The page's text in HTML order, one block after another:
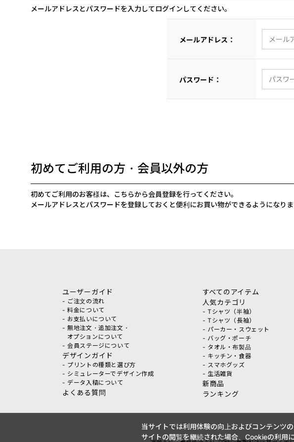
メールアドレスとパスワードを入力してログインしてください。
メールアドレス：
パスワード：
初めてご利用の方・会員以外の方
初めてご利用のお客様は、こちらから会員登録を行ってください。
メールアドレスとパスワードを登録しておくと便利にお買い物ができるようになりま
ユーザーガイド
- ご注文の流れ
- 料金について
- お支払いについて
- 無地注文・追加注文・
オプションについて
- 会員ステージについて
デザインガイド
- プリントの種類と選び方
- シミュレーターでデザイン作成
- データ入稿について
よくある質問
すべてのアイテム
人気カテゴリ
- Tシャツ（半袖）
- Tシャツ（長袖）
- パーカー・スウェット
- バッグ・ポーチ
- タオル・布製品
- キッチン・食器
- スマホグッズ
- 生活雑貨
新商品
ランキング
当サイトでは利用体験の向上およびコンテンツ
サイトの閲覧を継続された場合、Cookieの利用